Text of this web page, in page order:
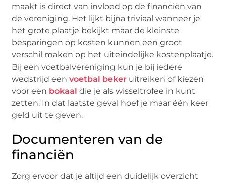
maakt is direct van invloed op de financiën van
de vereniging. Het lijkt bijna triviaal wanneer je
het grote plaatje bekijkt maar de kleinste
besparingen op kosten kunnen een groot
verschil maken op het uiteindelijke kostenplaatje.
Bij een voetbalvereniging kun je bij iedere
wedstrijd eenvoetbal beker uitreiken of kiezen
voor een bokaal die je als wisseltrofee in kunt
zetten. In dat laatste geval hoef je maar één keer
geld uit te geven.
Documenteren van de
financiën
Zorg ervoor dat je altijd een duidelijk overzicht